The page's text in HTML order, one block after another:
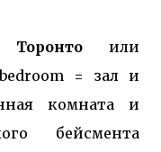
или
= зал и
комната и
бейсмента